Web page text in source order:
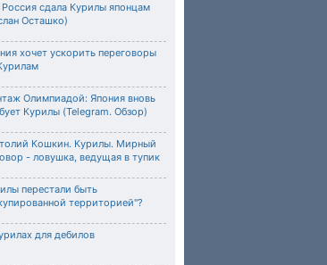
Россия сдала Курилы японцам
Осташко)
хочет ускорить переговоры
Олимпиадой: Япония вновь
Курилы (Telegram. Обзор)
Кошкин. Курилы. Мирный
- ловушка, ведущая в тупик
перестали быть
территорией"?
для дебилов